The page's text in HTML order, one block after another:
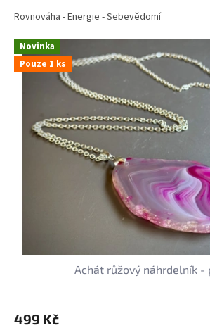
Rovnováha - Energie - Sebevědomí
Novinka
Pouze 1 ks
Achát růžový náhrdelník -
499 Kč